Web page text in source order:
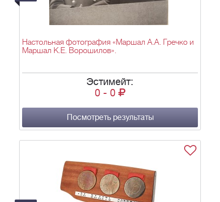
Настольная фотография «Маршал А.А. Гречко и
Маршал К.Е. Ворошилов».
Эстимейт:
0 - 0
Посмотреть результаты